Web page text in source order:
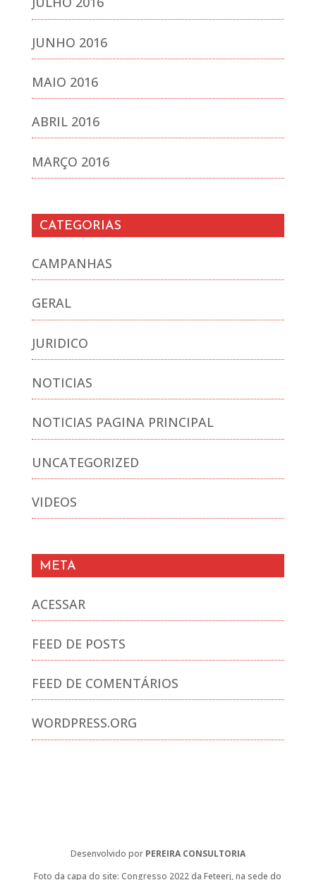
JUNHO 2016
MAIO 2016
ABRIL 2016
MARÇO 2016
CATEGORIAS
CAMPANHAS
GERAL
JURIDICO
NOTICIAS
NOTICIAS PAGINA PRINCIPAL
UNCATEGORIZED
VIDEOS
META
ACESSAR
FEED DE POSTS
FEED DE COMENTÁRIOS
WORDPRESS.ORG
Desenvolvido por PEREIRA CONSULTORIA
Foto da capa do site: Congresso 2022 da Feteerj, na sede do